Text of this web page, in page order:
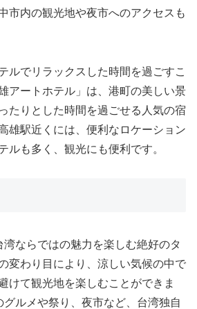
市内の観光地や夜市へのアクセスも
ルでリラックスした時間を過ごすこ
アートホテル」は、港町の美しい景
たりとした時間を過ごせる人気の宿
雄駅近くには、便利なロケーション
ルも多く、観光にも便利です。
ならではの魅力を楽しむ絶好のタ
変わり目により、涼しい気候の中で
けて観光地を楽しむことができま
ルメや祭り、夜市など、台湾独自